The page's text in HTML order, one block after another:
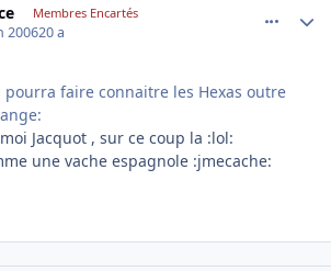
Membres Encartés
200620 a
faire connaitre les Hexas outre
Jacquot , sur ce coup la :lol:
une vache espagnole :jmecache: